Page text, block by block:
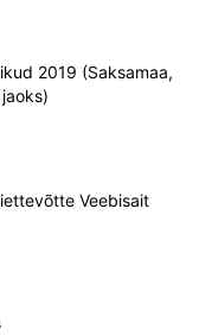
2019 (Saksamaa,
Veebisait